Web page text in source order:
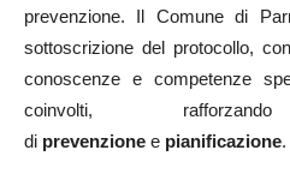
prevenzione. Il Comune di
sottoscrizione del protocollo,
conoscenze e competenze
coinvolti,
di prevenzione e pianificazione.